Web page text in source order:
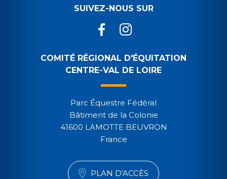
SUIVEZ-NOUS SUR
COMITÉ RÉGIONAL D'ÉQUITATION
CENTRE-VAL DE LOIRE
Parc Équestre Fédéral
Bâtiment de la Colonie
41600 LAMOTTE BEUVRON
France
PLAN D'ACCÈS